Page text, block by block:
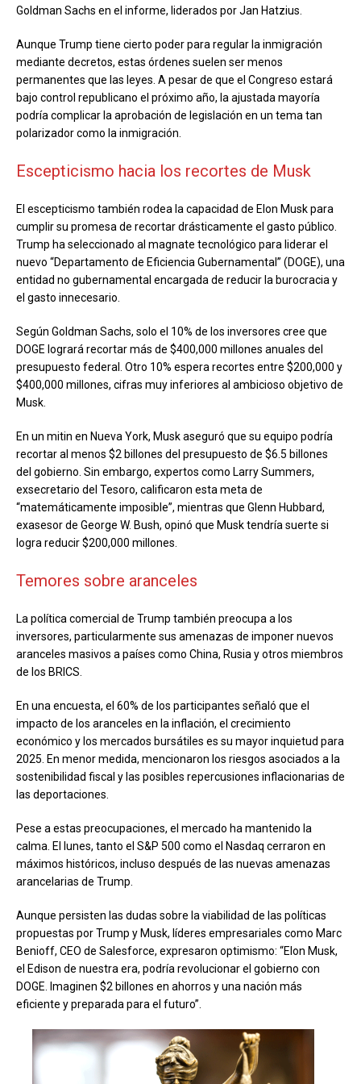
Goldman Sachs en el informe, liderados por Jan Hatzius.
Aunque Trump tiene cierto poder para regular la inmigración
mediante decretos, estas órdenes suelen ser menos
permanentes que las leyes. A pesar de que el Congreso estará
bajo control republicano el próximo año, la ajustada mayoría
podría complicar la aprobación de legislación en un tema tan
polarizador como la inmigración.
Escepticismo hacia los recortes de Musk
El escepticismo también rodea la capacidad de Elon Musk para
cumplir su promesa de recortar drásticamente el gasto público.
Trump ha seleccionado al magnate tecnológico para liderar el
nuevo “Departamento de Eficiencia Gubernamental” (DOGE), una
entidad no gubernamental encargada de reducir la burocracia y
el gasto innecesario.
Según Goldman Sachs, solo el 10% de los inversores cree que
DOGE logrará recortar más de $400,000 millones anuales del
presupuesto federal. Otro 10% espera recortes entre $200,000 y
$400,000 millones, cifras muy inferiores al ambicioso objetivo de
Musk.
En un mitin en Nueva York, Musk aseguró que su equipo podría
recortar al menos $2 billones del presupuesto de $6.5 billones
del gobierno. Sin embargo, expertos como Larry Summers,
exsecretario del Tesoro, calificaron esta meta de
“matemáticamente imposible”, mientras que Glenn Hubbard,
exasesor de George W. Bush, opinó que Musk tendría suerte si
logra reducir $200,000 millones.
Temores sobre aranceles
La política comercial de Trump también preocupa a los
inversores, particularmente sus amenazas de imponer nuevos
aranceles masivos a países como China, Rusia y otros miembros
de los BRICS.
En una encuesta, el 60% de los participantes señaló que el
impacto de los aranceles en la inflación, el crecimiento
económico y los mercados bursátiles es su mayor inquietud para
2025. En menor medida, mencionaron los riesgos asociados a la
sostenibilidad fiscal y las posibles repercusiones inflacionarias de
las deportaciones.
Pese a estas preocupaciones, el mercado ha mantenido la
calma. El lunes, tanto el S&P 500 como el Nasdaq cerraron en
máximos históricos, incluso después de las nuevas amenazas
arancelarias de Trump.
Aunque persisten las dudas sobre la viabilidad de las políticas
propuestas por Trump y Musk, líderes empresariales como Marc
Benioff, CEO de Salesforce, expresaron optimismo: “Elon Musk,
el Edison de nuestra era, podría revolucionar el gobierno con
DOGE. Imaginen $2 billones en ahorros y una nación más
eficiente y preparada para el futuro”.